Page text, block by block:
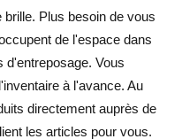
Plus besoin de vous
de l'espace dans
d'entreposage. Vous
à l'avance. Au
directement auprès de
les articles pour vous.